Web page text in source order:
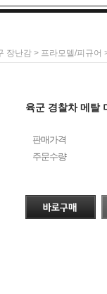
장난감 > 프라모델/피규어
육군 경찰차 메탈
판매가격
주문수량